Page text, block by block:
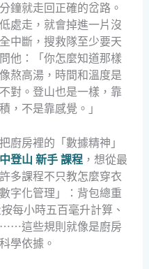
鐘就走回正確的岔路。
處走，就會掉進一片沒
中斷，搜救隊至少要天
他：「你怎麼知道那樣
熬高湯，時間和溫度是
對。登山也是一樣，靠
，不是靠感覺。」
廚房裡的「數據精神」
登山 新手 課程，想從最
多課程不只教怎麼穿衣
字化管理」：背包總重
每小時五百毫升計算、
這些規則就像是廚房
學依據。